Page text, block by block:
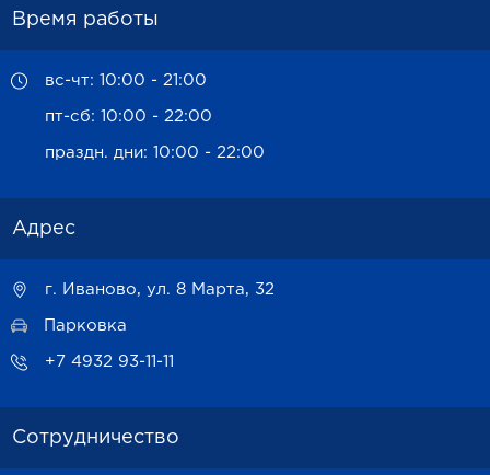
Время работы
вс-чт: 10:00 - 21:00
пт-сб: 10:00 - 22:00
праздн. дни: 10:00 - 22:00
Адрес
г. Иваново, ул. 8 Марта, 32
Парковка
+7 4932 93-11-11
Сотрудничество